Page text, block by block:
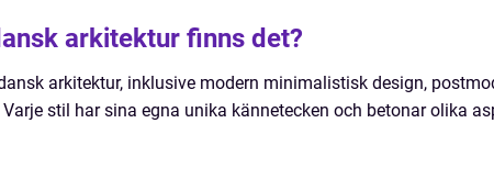
arkitektur finns det?
arkitektur, inklusive modern minimalistisk design,
stil har sina egna unika kännetecken och betonar olika